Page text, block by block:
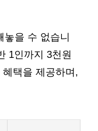
을 수 없습니
1인까지 3천원
택을 제공하며,